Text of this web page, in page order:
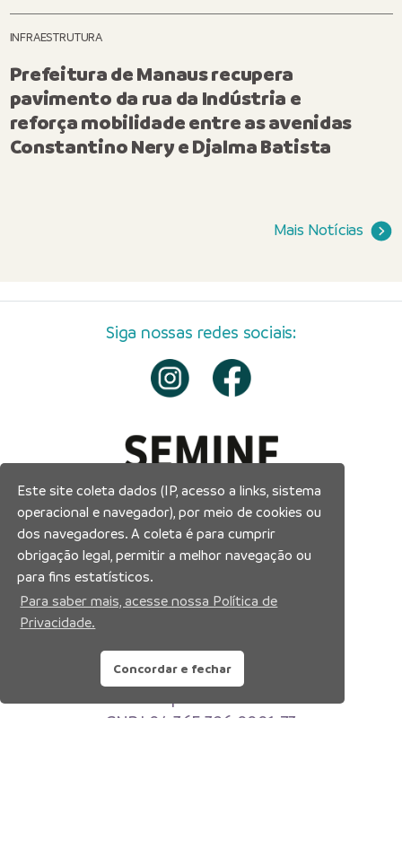
INFRAESTRUTURA
Prefeitura de Manaus recupera
pavimento da rua da Indústria e
reforça mobilidade entre as avenidas
Constantino Nery e Djalma Batista
Mais Notícias
Siga nossas redes sociais:
Prefeitura Municipal de Manaus
Município de Manaus
CNPJ:04.365.326.0001-73
Este site coleta dados (IP, acesso a links, sistema
operacional e navegador), por meio de cookies ou
dos navegadores. A coleta é para cumprir
obrigação legal, permitir a melhor navegação ou
para fins estatísticos.
Para saber mais, acesse nossa Política de
Privacidade.
Concordar e fechar